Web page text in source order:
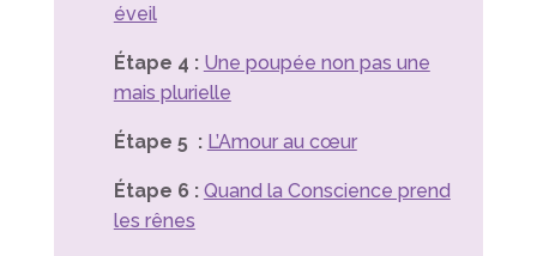
éveil
Étape 4 : Une poupée non pas une
mais plurielle
Étape 5 : L’Amour au cœur
Étape 6 : Quand la Conscience prend
les rênes